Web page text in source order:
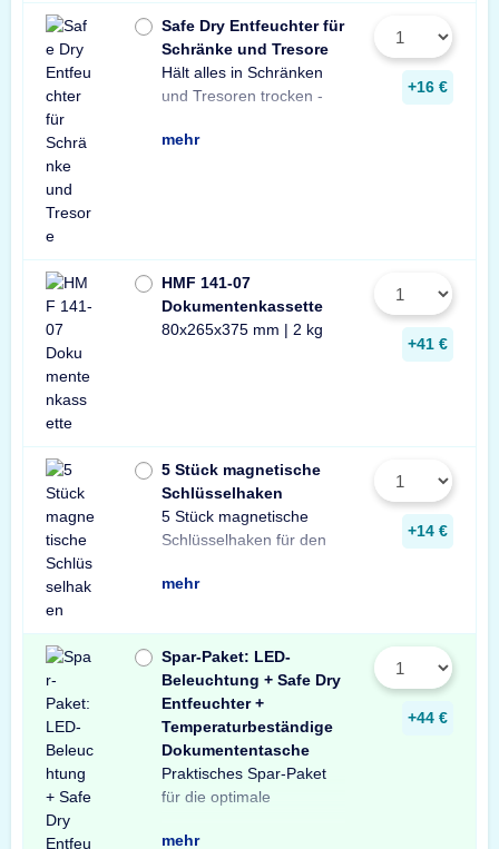
Safe Dry Entfeuchter für
Schränke und Tresore
Hält alles in Schränken
und Tresoren trocken -
Praktischer Entfeuchter
aus Naturgranulat für
Tresore und Schränke
gegen Rost, Schimmel
mehr
+16 €
HMF 141-07
Dokumentenkassette
80x265x375 mm | 2 kg
+41 €
5 Stück magnetische
Schlüsselhaken
5 Stück magnetische
Schlüsselhaken für den
Innenraum Ihres Tresors.
Die einfache, praktische
und sichere Lösung zur
Aufbewahrung von
Schlüsseln in Ihrem
mehr
+14 €
Spar-Paket: LED-
Beleuchtung + Safe Dry
Entfeuchter +
Temperaturbeständige
Dokumententasche
Praktisches Spar-Paket
für die optimale
Ausstattung Ihres
Tresors. Das Spar-Paket
besteht aus einer X-Light
LED-Tresorbeleuchtung
mit Bewegungssensor,
einem Safe Dry
Entfeuchter für Schränke
und Tresore sowie einer
temperaturbeständigen
Dokumententasche.
Profitieren Sie von dem
unschlagbaren
mehr
+44 €